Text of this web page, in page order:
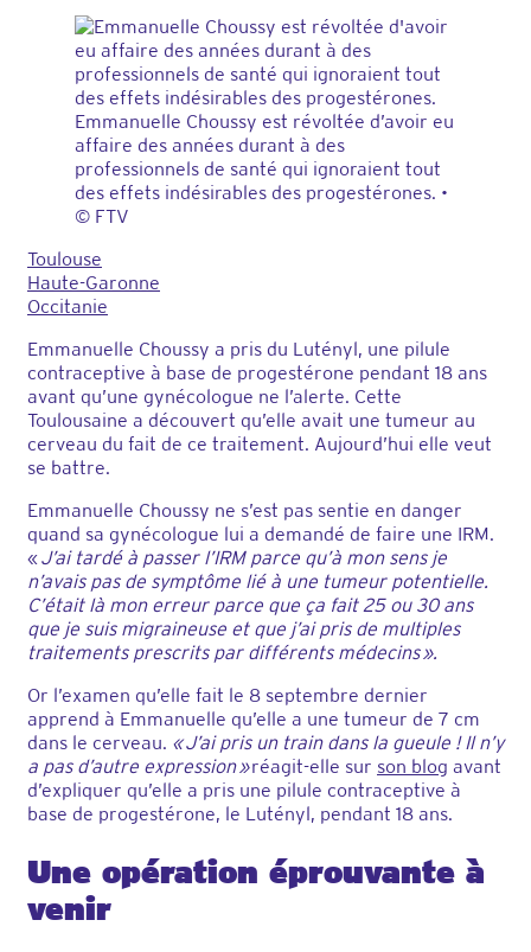
Emmanuelle Choussy est révoltée d’avoir eu
affaire des années durant à des
professionnels de santé qui ignoraient tout
des effets indésirables des progestérones. •
© FTV
Toulouse
Haute-Garonne
Occitanie
Emmanuelle Choussy a pris du Lutényl, une pilule
contraceptive à base de progestérone pendant 18 ans
avant qu’une gynécologue ne l’alerte. Cette
Toulousaine a découvert qu’elle avait une tumeur au
cerveau du fait de ce traitement. Aujourd’hui elle veut
se battre.
Emmanuelle Choussy ne s’est pas sentie en danger
quand sa gynécologue lui a demandé de faire une IRM.
«J’ai tardé à passer l’IRM parce qu’à mon sens je
n’avais pas de symptôme lié à une tumeur potentielle.
C’était là mon erreur parce que ça fait 25 ou 30 ans
que je suis migraineuse et que j’ai pris de multiples
traitements prescrits par différents médecins ».
Or l’examen qu’elle fait le 8 septembre dernier
apprend à Emmanuelle qu’elle a une tumeur de 7 cm
dans le cerveau. « J’ai pris un train dans la gueule ! Il n’y
a pas d’autre expression »réagit-elle sur son blog avant
d’expliquer qu’elle a pris une pilule contraceptive à
base de progestérone, le Lutényl, pendant 18 ans.
Une opération éprouvante à
venir